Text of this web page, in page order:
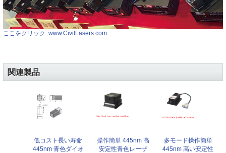
ここをクリック: www.CivilLasers.com
関連製品
低コスト長い寿命
445nm 青色ダイオ
操作簡単 445nm 高
安定性青色レーザ
多モード操作簡単
445nm 高い安定性